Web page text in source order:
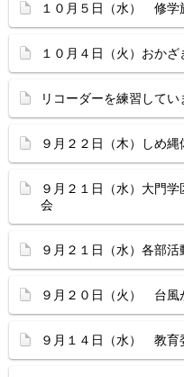
１０月５日（水） 修学
１０月４日（火）おか
リコーダーを練習してい
９月２２日（木）しめ縄
９月２１日（水）大門
会
９月２１日（水）各部活
９月２０日（火） 台風
９月１４日（水） 教